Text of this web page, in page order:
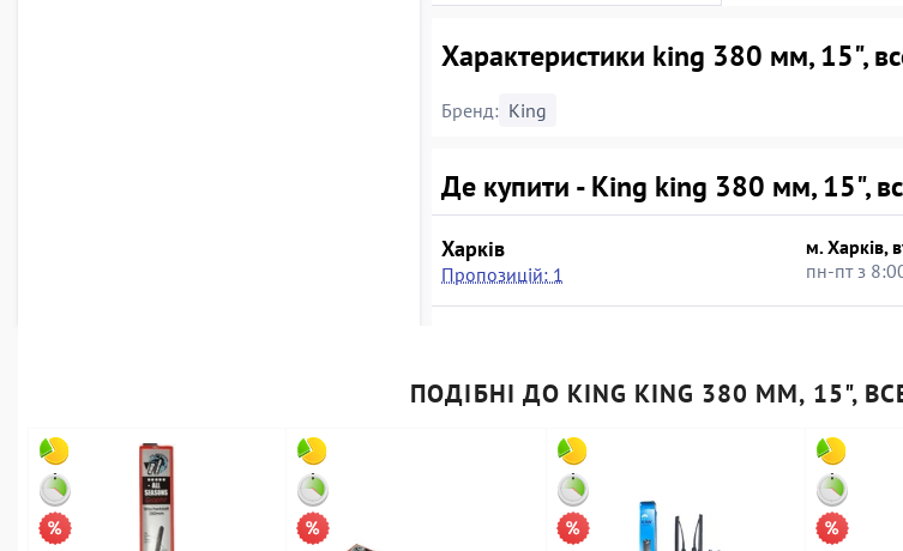
Характеристики king 380 мм, 15",
Бренд: King
Де купити - King king 380 мм, 15",
Харків
Пропозицій: 1
м. Харків,
пн-пт з
ПОДІБНІ ДО KING KING 380 ММ, 15",